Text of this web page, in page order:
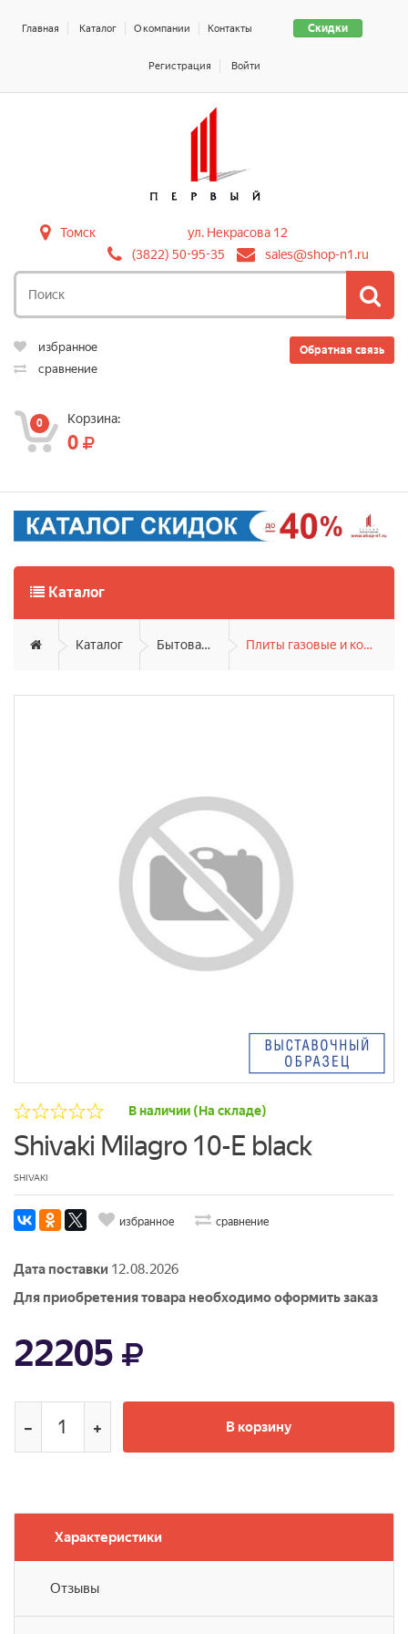
Скидки
Главная Каталог О компании Контакты
Регистрация Войти
Томск
ул. Некрасова 12
(3822) 50-95-35
sales@shop-n1.ru
Обратная связь
избранное
сравнение
0 Корзина:
0
Каталог
Каталог Бытовая техника Плиты газовые и комбинированные
В наличии (На складе)
Shivaki Milagro 10-E black
SHIVAKI
избранное сравнение
Дата поставки 12.08.2026
Для приобретения товара необходимо оформить заказ
22205
В корзину
Характеристики
Отзывы